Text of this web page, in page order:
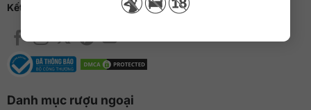
Kết nối với QKAWine
Danh mục rượu ngoại